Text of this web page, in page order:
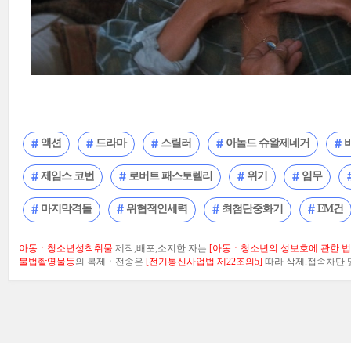
액션 드라마 스릴러 아놀드 슈왈제네거
제임스 코번 로버트 패스토렐리 위기 임무
마지막격돌 위협적인세력 최첨단중화기 EM건
아동ㆍ청소년성착취물 제작,배포,소지한 자는 [아동ㆍ청소년의 성보호에 관한
불법촬영물등의 복제ㆍ전송은 [전기통신사업법 제22조의5] 따라 삭제.접속차단